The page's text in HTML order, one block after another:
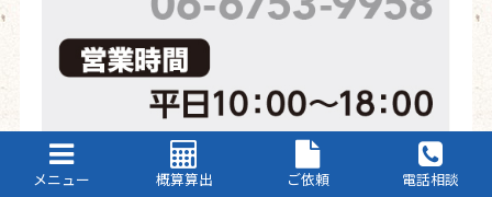
メニュー 概算算出 ご依頼 電話相談